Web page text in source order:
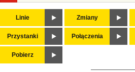
Linie Zmiany
Przystanki Połączenia
Pobierz